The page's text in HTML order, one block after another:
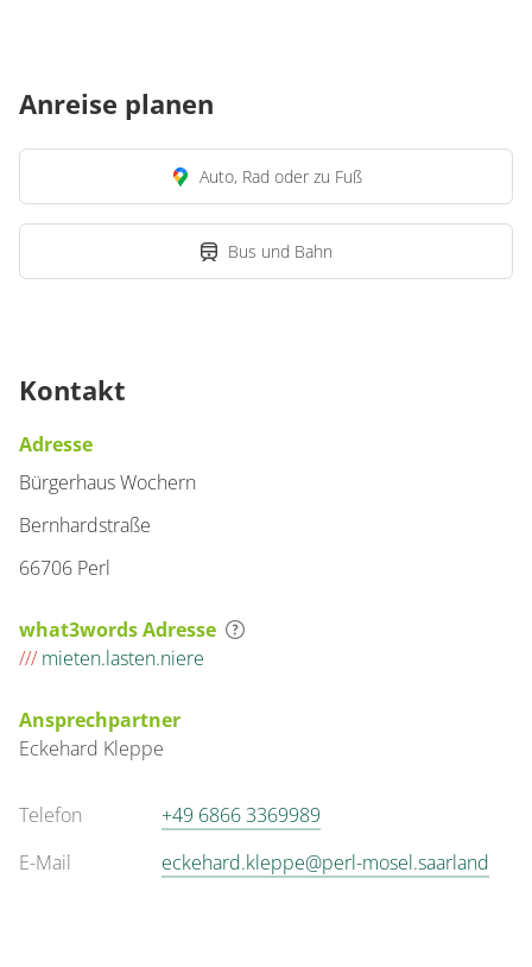
Anreise planen
Auto, Rad oder zu Fuß
Bus und Bahn
Kontakt
Adresse
Bürgerhaus Wochern
Bernhardstraße
66706 Perl
what3words Adresse
/// mieten.lasten.niere
Ansprechpartner
Eckehard Kleppe
Telefon
+49 6866 3369989
E-Mail
eckehard.kleppe@perl-mosel.saarland